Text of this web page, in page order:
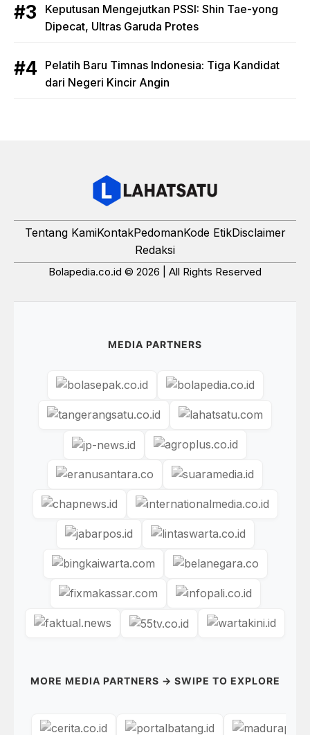
Keputusan Mengejutkan PSSI: Shin Tae-yong
Dipecat, Ultras Garuda Protes
Pelatih Baru Timnas Indonesia: Tiga Kandidat
dari Negeri Kincir Angin
Tentang KamiKontakPedomanKode EtikDisclaimer
Redaksi
Bolapedia.co.id © 2026 | All Rights Reserved
MEDIA PARTNERS
MORE MEDIA PARTNERS → SWIPE TO EXPLORE